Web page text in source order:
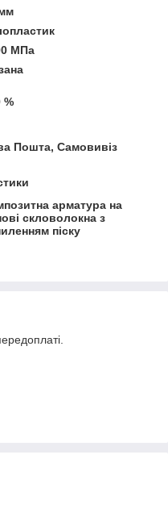
МПа
%
Пошта, Самовивіз
арматура на
скловолокна з
піску